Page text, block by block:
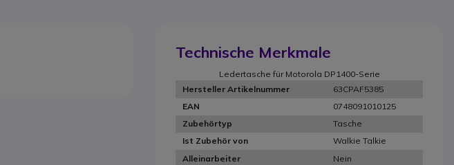
Technische Merkmale
Ledertasche für Motorola DP1400-Serie
Hersteller Artikelnummer
63CPAF5385
EAN
0748091010125
Zubehörtyp
Tasche
Ist Zubehör von
Walkie Talkie
Alleinarbeiter
Nein